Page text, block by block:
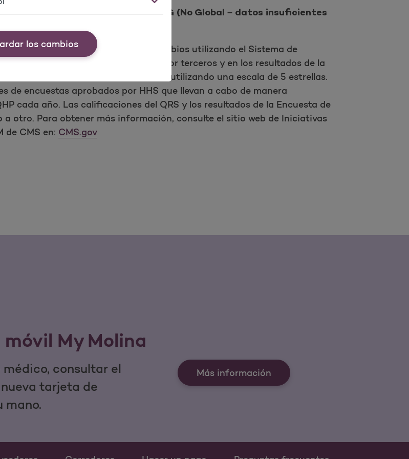
los cambios
de calidad del Mercado = NG (No Global – datos insuficientes
ofrecidos a través de los Intercambios utilizando el Sistema de
de medidas clínicas validados por terceros y en los resultados de la
las calificaciones del QRS utilizando una escala de 5 estrellas.
de encuestas aprobados por HHS que llevan a cabo de manera
cada año. Las calificaciones del QRS y los resultados de la Encuesta de
a otro. Para obtener más información, consulte el sitio web de Iniciativas
de CMS en: CMS.gov
My Molina
consultar el
tarjeta de
mano.
Más información